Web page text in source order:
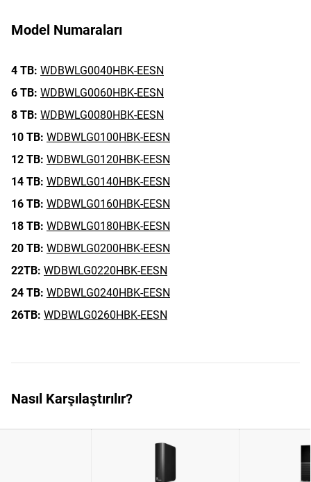
Model Numaraları
4 TB: WDBWLG0040HBK-EESN
6 TB: WDBWLG0060HBK-EESN
8 TB: WDBWLG0080HBK-EESN
10 TB: WDBWLG0100HBK-EESN
12 TB: WDBWLG0120HBK-EESN
14 TB: WDBWLG0140HBK-EESN
16 TB: WDBWLG0160HBK-EESN
18 TB: WDBWLG0180HBK-EESN
20 TB: WDBWLG0200HBK-EESN
22TB: WDBWLG0220HBK-EESN
24 TB: WDBWLG0240HBK-EESN
26TB: WDBWLG0260HBK-EESN
Nasıl Karşılaştırılır?